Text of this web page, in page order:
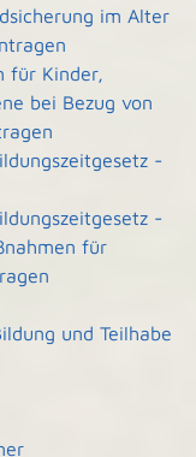
im Alter
für Kinder,
bei Bezug von
-
-
für
und Teilhabe